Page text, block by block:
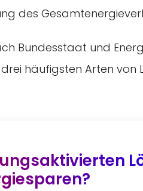
des
Bundesstaat und
häufigsten Arten von